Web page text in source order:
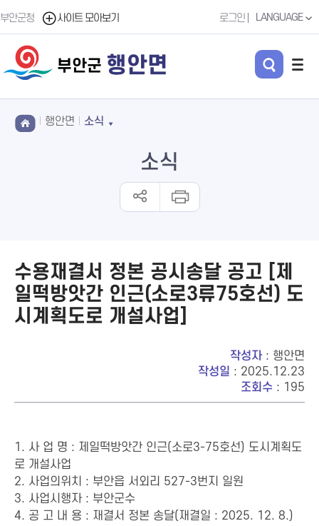
부안군청 사이트 모아보기 로그인 LANGUAGE
부안군 행안면
행안면 소식
소식
수용재결서 정본 공시송달 공고 [제
일떡방앗간 인근(소로3류75호선) 도
시계획도로 개설사업]
작성자: 행안면
작성일 : 2025.12.23
조회수 : 195
1. 사 업 명 : 제일떡방앗간 인근(소로3-75호선) 도시계획도
로 개설사업
2. 사업의위치 : 부안읍 서외리 527-3번지 일원
3. 사업시행자 : 부안군수
4. 공 고 내 용 : 재결서 정본 송달(재결일 : 2025. 12. 8.)